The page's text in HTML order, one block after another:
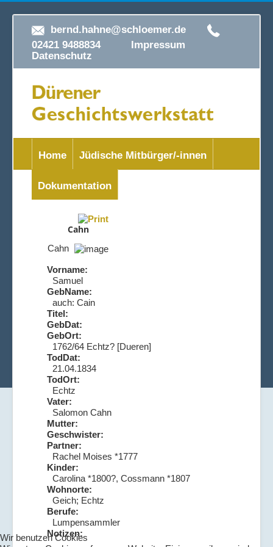
bernd.hahne@schloemer.de
02421 9488834 Impressum
Datenschutz
Home Jüdische Mitbürger/-innen
Dokumentation
Cahn
Cahn
Vorname:
Samuel
GebName:
auch: Cain
Titel:
GebDat:
GebOrt:
1762/64 Echtz? [Dueren]
TodDat:
21.04.1834
TodOrt:
Echtz
Vater:
Salomon Cahn
Mutter:
Geschwister:
Partner:
Rachel Moises *1777
Kinder:
Carolina *1800?, Cossmann *1807
Wohnorte:
Geich; Echtz
Berufe:
Lumpensammler
Notizen:
Wir benutzen Cookies